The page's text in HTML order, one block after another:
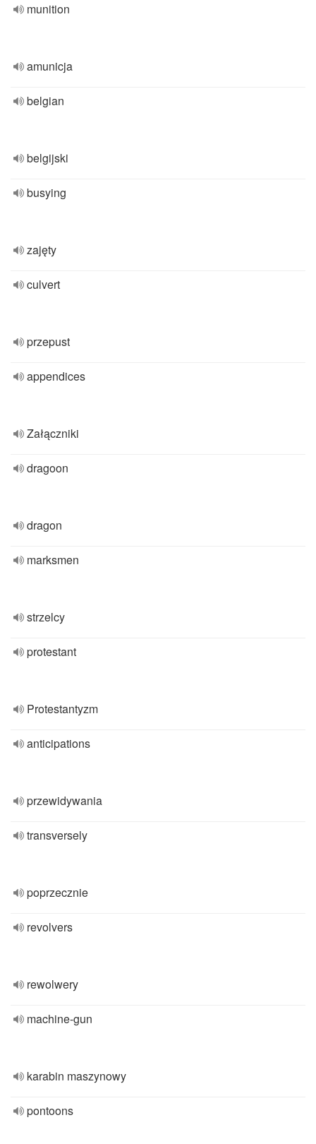
munition
amunicja
belgian
belgijski
busying
zajęty
culvert
przepust
appendices
Załączniki
dragoon
dragon
marksmen
strzelcy
protestant
Protestantyzm
anticipations
przewidywania
transversely
poprzecznie
revolvers
rewolwery
machine-gun
karabin maszynowy
pontoons